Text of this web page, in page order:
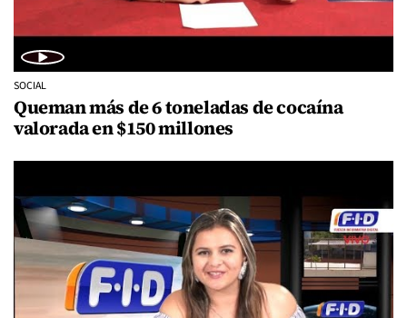
SOCIAL
Queman más de 6 toneladas de cocaína
valorada en $150 millones